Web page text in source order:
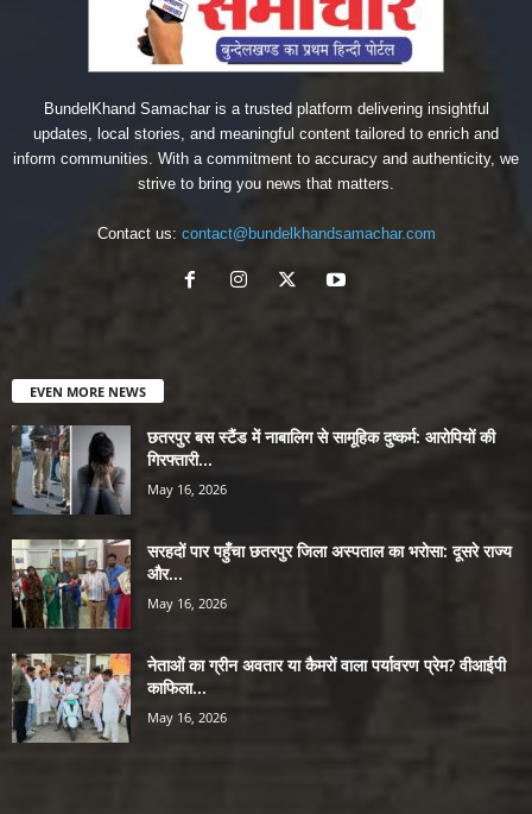
BundelKhand Samachar is a trusted platform delivering insightful
updates, local stories, and meaningful content tailored to enrich and
inform communities. With a commitment to accuracy and authenticity, we
strive to bring you news that matters.
Contact us: contact@bundelkhandsamachar.com
EVEN MORE NEWS
छतरपुर बस स्टैंड में नाबालिग से सामूहिक दुष्कर्म: आरोपियों की
गिरफ्तारी...
May 16, 2026
सरहदों पार पहुँचा छतरपुर जिला अस्पताल का भरोसा: दूसरे राज्य
और...
May 16, 2026
नेताओं का ग्रीन अवतार या कैमरों वाला पर्यावरण प्रेम? वीआईपी
काफिला...
May 16, 2026